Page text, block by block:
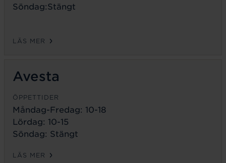
Söndag:Stängt
LÄS MER
Avesta
ÖPPETTIDER
Måndag-Fredag: 10-18
Lördag: 10-15
Söndag: Stängt
LÄS MER